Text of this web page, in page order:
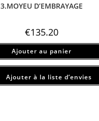
3.MOYEU D’EMBRAYAGE
€135.20
Ajouter au panier
Ajouter à la liste d’envies